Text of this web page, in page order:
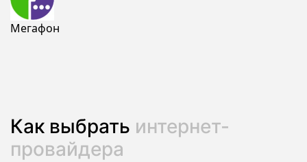
Мегафон
Как выбрать интернет-
провайдера